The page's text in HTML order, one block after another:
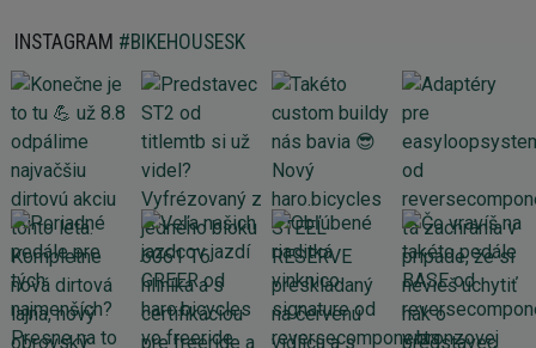
INSTAGRAM #BIKEHOUSESK